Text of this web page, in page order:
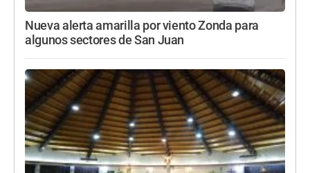
Nueva alerta amarilla por viento Zonda para
algunos sectores de San Juan